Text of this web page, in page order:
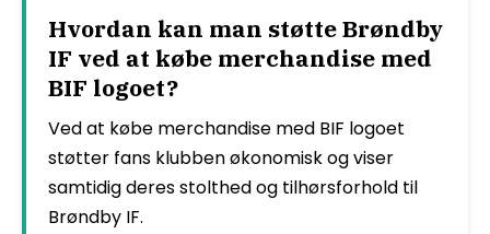
Hvordan kan man støtte Brøndby
IF ved at købe merchandise med
BIF logoet?
Ved at købe merchandise med BIF logoet
støtter fans klubben økonomisk og viser
samtidig deres stolthed og tilhørsforhold til
Brøndby IF.